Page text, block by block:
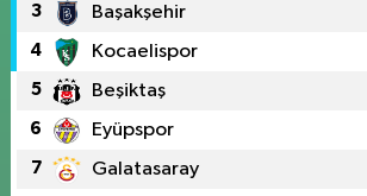
3 Başakşehir
4 Kocaelispor
5 Beşiktaş
6 Eyüpspor
7 Galatasaray